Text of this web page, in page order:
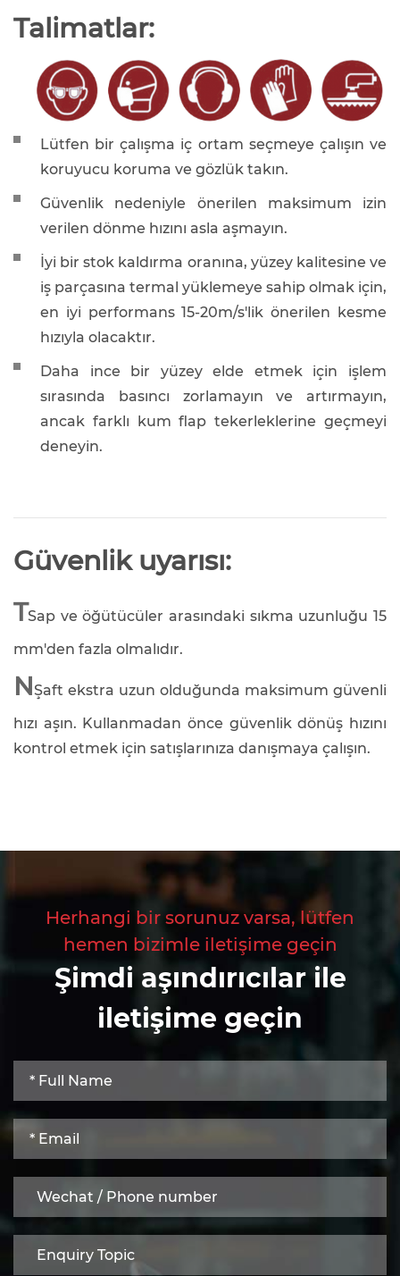
Talimatlar:
Lütfen bir çalışma iç ortam seçmeye çalışın ve
koruyucu koruma ve gözlük takın.
Güvenlik nedeniyle önerilen maksimum izin
verilen dönme hızını asla aşmayın.
İyi bir stok kaldırma oranına, yüzey kalitesine ve
iş parçasına termal yüklemeye sahip olmak için,
en iyi performans 15-20m/s'lik önerilen kesme
hızıyla olacaktır.
Daha ince bir yüzey elde etmek için işlem
sırasında basıncı zorlamayın ve artırmayın,
ancak farklı kum flap tekerleklerine geçmeyi
deneyin.
Güvenlik uyarısı:
TSap ve öğütücüler arasındaki sıkma uzunluğu 15
mm'den fazla olmalıdır.
NŞaft ekstra uzun olduğunda maksimum güvenli
hızı aşın. Kullanmadan önce güvenlik dönüş hızını
kontrol etmek için satışlarınıza danışmaya çalışın.
Herhangi bir sorunuz varsa, lütfen
hemen bizimle iletişime geçin
Şimdi aşındırıcılar ile
iletişime geçin